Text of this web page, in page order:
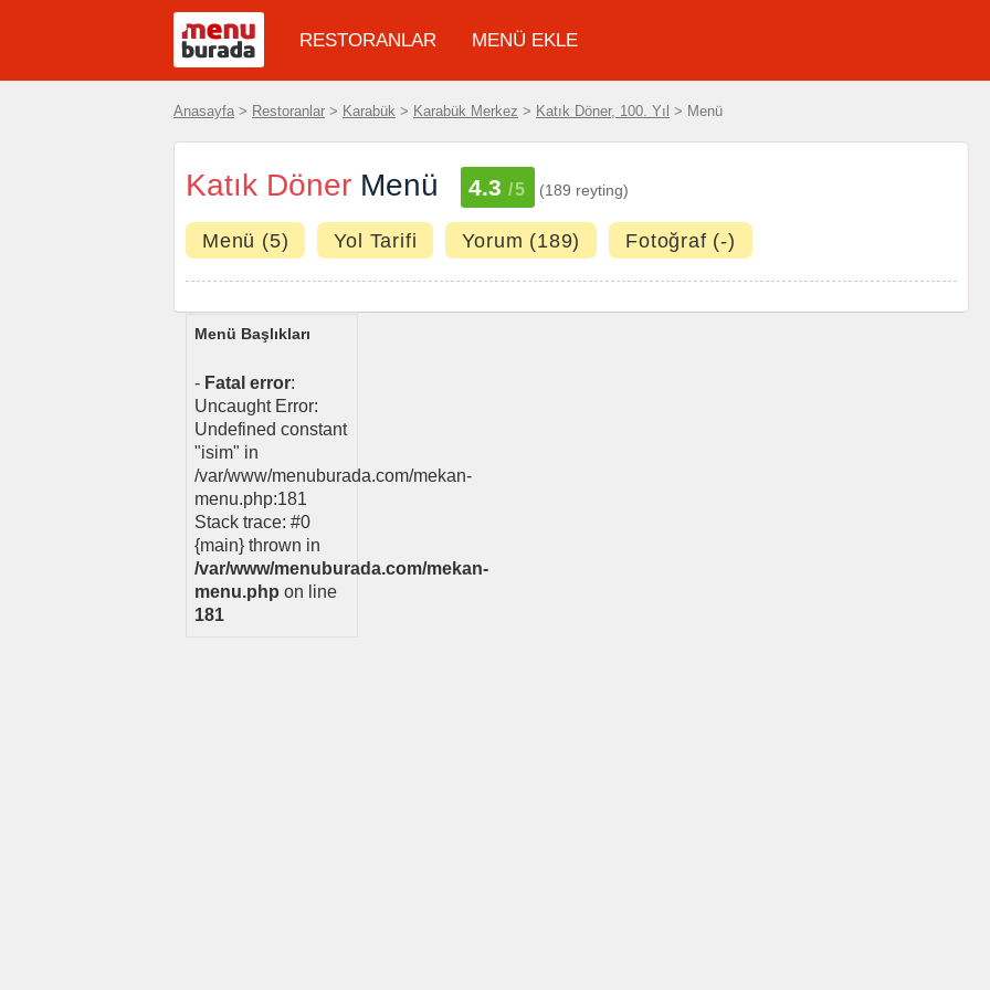
RESTORANLAR MENÜ EKLE
Anasayfa > Restoranlar > Karabük > Karabük Merkez > Katık Döner, 100. Yıl > Menü
Katık Döner Menü 4.3 /5 (189 reyting)
Menü (5) Yol Tarifi Yorum (189) Fotoğraf (-)
Menü Başlıkları
- Fatal error:
Uncaught Error:
Undefined constant
"isim" in
/var/www/menuburada.com/mekan-
menu.php:181
Stack trace: #0
{main} thrown in
/var/www/menuburada.com/mekan-
menu.php on line
181